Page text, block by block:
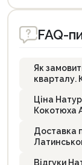
FAQ-
Як
кварталу.
Ціна
Кокотюха
Доставка
Відгуки